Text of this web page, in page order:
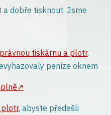
dobře tisknout. Jsme
tiskárnu a plotr,
peníze oknem
plotr, abyste předešli